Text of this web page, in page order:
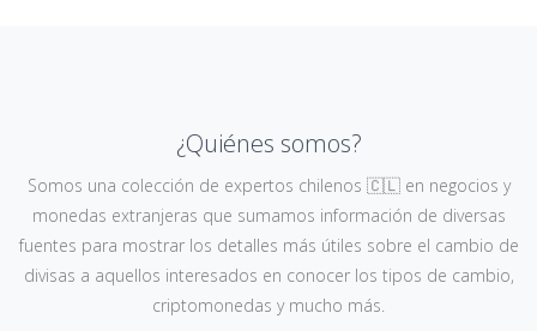
¿Quiénes somos?
Somos una colección de expertos chilenos 🇨🇱 en negocios y
monedas extranjeras que sumamos información de diversas
fuentes para mostrar los detalles más útiles sobre el cambio de
divisas a aquellos interesados en conocer los tipos de cambio,
criptomonedas y mucho más.